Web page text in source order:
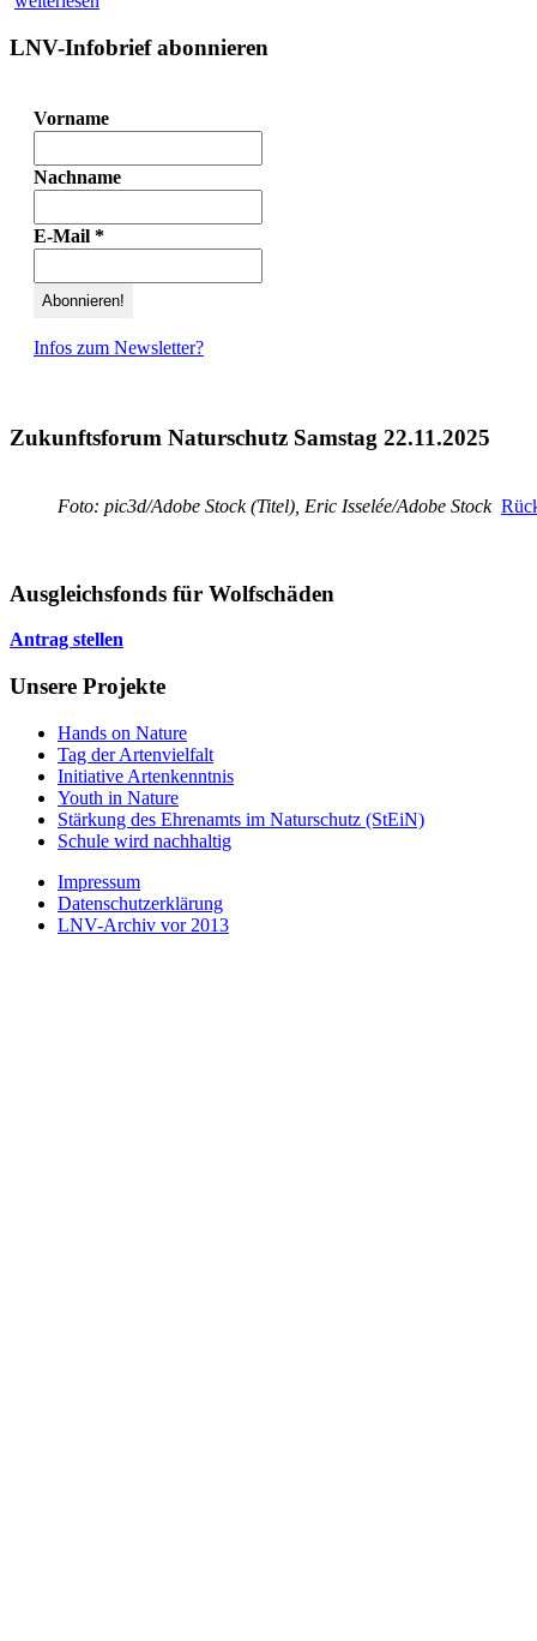
LNV-Infobrief abonnieren
Vorname
Nachname
E-Mail *
Infos zum Newsletter?
Zukunftsforum Naturschutz Samstag 22.11.2025
Foto: pic3d/Adobe Stock (Titel), Eric Isselée/Adobe Stock
Ausgleichsfonds für Wolfschäden
Antrag stellen
Unsere Projekte
Hands on Nature
Tag der Artenvielfalt
Initiative Artenkenntnis
Youth in Nature
Stärkung des Ehrenamts im Naturschutz (StEiN)
Schule wird nachhaltig
Impressum
Datenschutzerklärung
LNV-Archiv vor 2013